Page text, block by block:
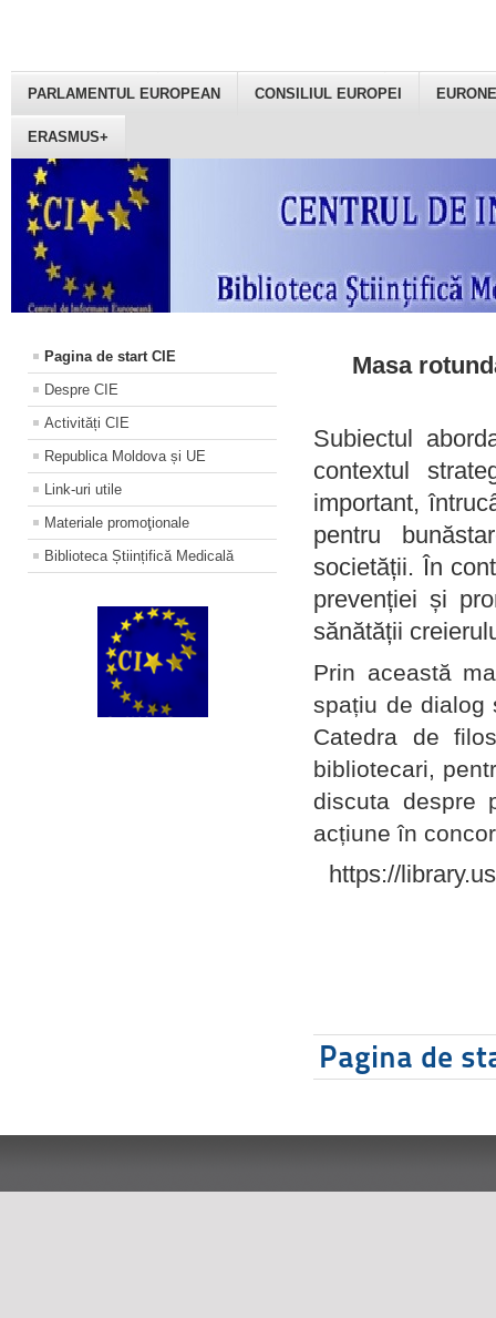
PARLAMENTUL EUROPEAN CONSILIUL EUROPEI
ERASMUS+
Pagina de start CIE
Despre CIE
Activități CIE
Republica Moldova și UE
Link-uri utile
Materiale promoţionale
Biblioteca Științifică Medicală
Masa
Subiectul
contextul
important,
pentru
societății. În
prevenției și
sănătății
Prin această
spațiu de dialog
Catedra de
bibliotecari,
discuta despre
acțiune în
https://
Pagina de